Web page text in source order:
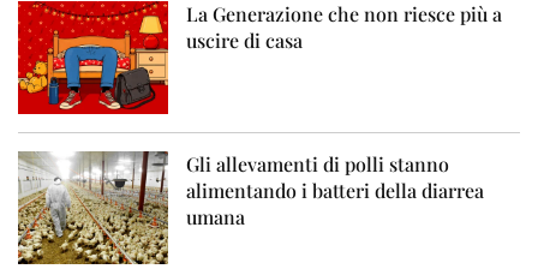
La Generazione che non riesce più a
uscire di casa
Gli allevamenti di polli stanno
alimentando i batteri della diarrea
umana